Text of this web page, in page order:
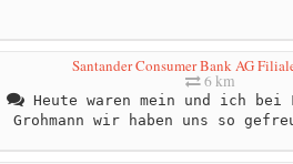
Santander Consumer Bank AG
6 km
Heute waren mein und ich
Grohmann wir haben uns so